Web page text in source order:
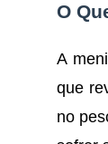
O
A
que
no